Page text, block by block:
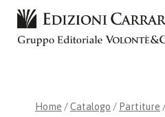
Salta
contenuto
Home /Catalogo / Partiture